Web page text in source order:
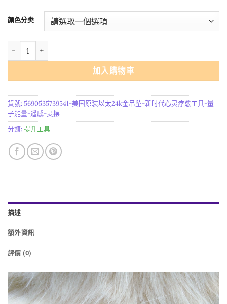
颜色分类
能量疗愈系列~美国原装以太24K金吊坠 新时代心灵疗愈工具 量子能
加入購物車
貨號:5690535739541-美国原装以太24k金吊坠-新时代心灵疗愈工具-量
子能量-遥感-灵摆
分類:提升工具
描述
額外資訊
評價 (0)